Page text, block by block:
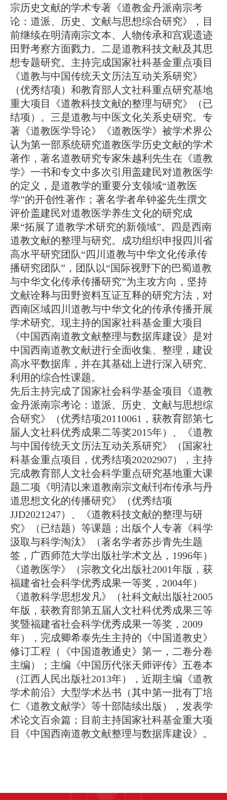
宗历史文献的学术专著《道教金丹派南宗考
论：道派、历史、文献与思想综合研究》，目
前继续在明清南宗文本、人物传承和宫观遗迹
田野考察方面戮力。二是道教科技文献及其思
想专题研究。主持完成国家社科基金重点项目
《道教与中国传统天文历法互动关系研究》
（优秀结项）和教育部人文社科重点研究基地
重大项目《道教科技文献的整理与研究》（已
结项）。三是道教与中医文化关系史研究。专
著《道教医学导论》《道教医学》被学术界公
认为第一部系统研究道教医学历史文献的学术
著作，著名道教研究专家朱越利先生在《道教
学》一书和专文中多次引用盖建民对道教医学
的定义，是道教学的重要分支领域“道教医
学”的开创性著作；著名学者牟钟鉴先生撰文
评价盖建民对道教医学养生文化的研究成
果“拓展了道教学术研究的新领域”。四是西南
道教文献的整理与研究。成功组织申报四川省
高水平研究团队“ 四川道教与中华文化传承传
播研究团队” ，团队以“国际视野下的巴蜀道教
与中华文化传承传播研究”为主攻方向，坚持
文献诠释与田野资料互证互释的研究方法，对
西南区域四川道教与中华文化的传承传播开展
学术研究。现主持的国家社科基金重大项目
《中国西南道教文献整理与数据库建设》是对
中国西南道教文献进行全面收集、整理，建设
高水平数据库，并在其基础上进行深入研究、
利用的综合性课题。
先后主持完成了国家社会科学基金项目《道教
金丹派南宗考论：道派、历史、文献与思想综
合研究》（优秀结项20110061 ，获教育部第七
届人文社科优秀成果二等奖2015年）、《道教
与中国传统天文历法互动关系研究》（国家社
科基金重点项目，优秀结项20202907），主持
完成教育部人文社会科学重点研究基地重大课
题二项《明清以来道教南宗文献刊布传承与丹
道思想文化的传播研究》（优秀结项
JJD2021247）、《道教科技文献的整理与研
究》（已结题）等课题；出版个人专著《科学
汲取与科学淘汰》（著名学者苏步青先生题
签，广西师范大学出版社学术文丛， 1996年）
《道教医学》（宗教文化出版社2001年版，获
福建省社会科学优秀成果一等奖， 2004年）
《道教科学思想发凡》（社科文献出版社2005
年版，获教育部第五届人文社科优秀成果三等
奖暨福建省社会科学优秀成果一等奖， 2009
年），完成卿希泰先生主持的《中国道教史》
修订工程（《中国道教通史》 第一， 二卷分卷
主编）；主编《中国历代张天师评传》五卷本
（江西人民出版社2013年），近期主编《道教
学术前沿》大型学术丛书（其中第一批有丁培
仁《道教文献学》等十部陆续出版），发表学
术论文百余篇；目前主持国家社科基金重大项
目《中国西南道教文献整理与数据库建设》。